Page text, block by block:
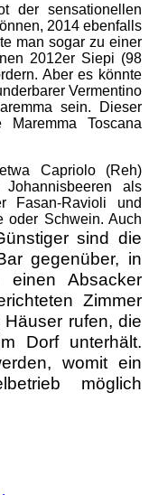
der sensationellen
2014 ebenfalls
man sogar zu einer
2012er Siepi (98
Aber es könnte
Vermentino
sein. Dieser
Maremma Toscana
Capriolo (Reh)
als
Fasan-Ravioli und
oder Schwein. Auch
sind die
gegenüber, in
Absacker
Zimmer
rufen, die
Dorf unterhält.
womit ein
möglich